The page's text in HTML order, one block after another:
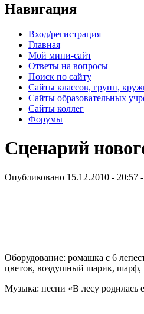
Навигация
Вход/регистрация
Главная
Мой мини-сайт
Ответы на вопросы
Поиск по сайту
Сайты классов, групп,
Сайты образовательных
Сайты коллег
Форумы
Сценарий
Опубликовано 15.12.2010 - 20:57 -
Оборудование: ромашка с 6
цветов, воздушный шарик,
Музыка: песни «В лесу родилась